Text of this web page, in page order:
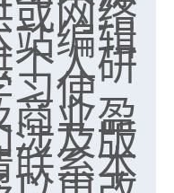
网络
站编辑
个人研
习使
商业盈
及版
系本
兴趣
15